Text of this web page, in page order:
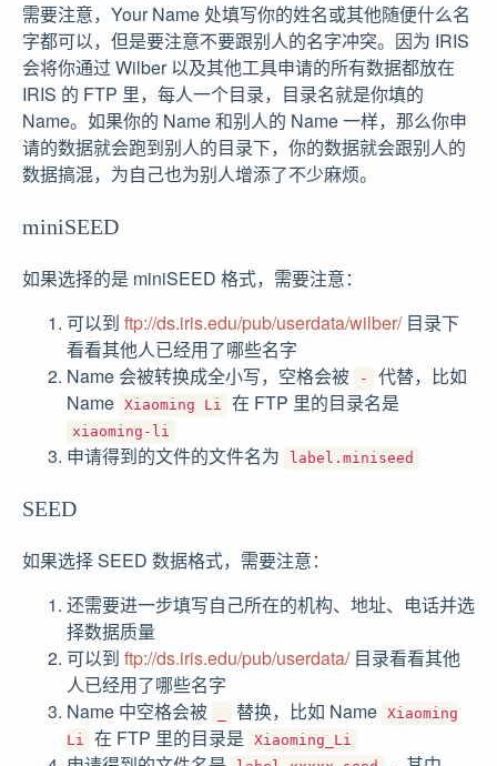
需要注意，Your Name 处填写你的姓名或其他随便什么名
字都可以，但是要注意不要跟别人的名字冲突。因为 IRIS
会将你通过 Wilber 以及其他工具申请的所有数据都放在
IRIS 的 FTP 里，每人一个目录，目录名就是你填的
Name。如果你的 Name 和别人的 Name 一样，那么你申
请的数据就会跑到别人的目录下，你的数据就会跟别人的
数据搞混，为自己也为别人增添了不少麻烦。
miniSEED
如果选择的是 miniSEED 格式，需要注意：
可以到 ftp://ds.iris.edu/pub/userdata/wilber/目录下
看看其他人已经用了哪些名字
Name 会被转换成全小写，空格会被
-
代替，比如
Name Xiaoming Li 在 FTP 里的目录名是
xiaoming-li
申请得到的文件的文件名为 label.miniseed
SEED
如果选择 SEED 数据格式，需要注意：
还需要进一步填写自己所在的机构、地址、电话并选
择数据质量
可以到 ftp://ds.iris.edu/pub/userdata/目录看看其他
人已经用了哪些名字
Name 中空格会被
替换，比如 Name Xiaoming
Li
在 FTP 里的目录是 Xiaoming_Li